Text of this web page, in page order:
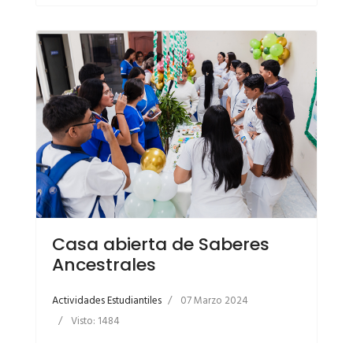
Casa abierta de Saberes
Ancestrales
Actividades Estudiantiles
07 Marzo 2024
Visto: 1484